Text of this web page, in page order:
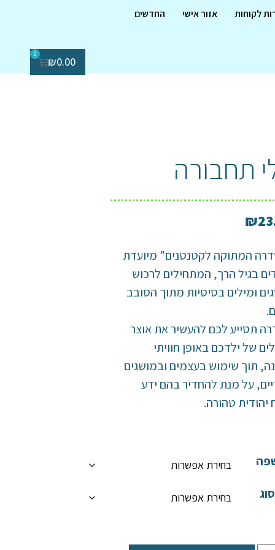
לקוחות אזור אישי החדשים
₪0.00
0
תחבורה
₪
המתוקה לקטנטנים” מיועדת
בגיל הרך, המתחילים לרכוש
ומילים בסיסיות מתוך הסובב
תסייע לכם להעשיר את אוצר
של ילדכם באופן חוויתי
תוך שימוש בעצמים ובמושגים
על מנת להחדיר בהם ידע
יהודית טהורה.
סוג